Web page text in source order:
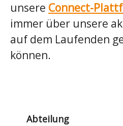
unsere Connect-
immer über unsere
auf dem Laufenden
können.
Abteilung